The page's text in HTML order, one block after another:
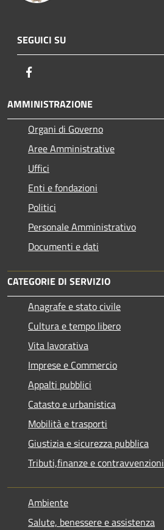
SEGUICI SU
AMMINISTRAZIONE
Organi di Governo
Aree Amministrative
Uffici
Enti e fondazioni
Politici
Personale Amministrativo
Documenti e dati
CATEGORIE DI SERVIZIO
Anagrafe e stato civile
Cultura e tempo libero
Vita lavorativa
Imprese e Commercio
Appalti pubblici
Catasto e urbanistica
Mobilità e trasporti
Giustizia e sicurezza pubblica
Tributi,finanze e contravvenzioni
Ambiente
Salute, benessere e assistenza